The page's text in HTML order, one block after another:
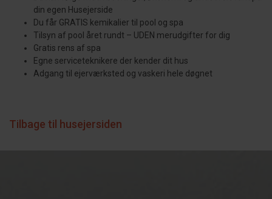
din egen Husejerside
Du får GRATIS kemikalier til pool og spa
Tilsyn af pool året rundt – UDEN merudgifter for dig
Gratis rens af spa
Egne serviceteknikere der kender dit hus
Adgang til ejerværksted og vaskeri hele døgnet
Tilbage til husejersiden